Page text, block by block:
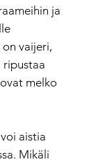
ja
on vaijeri,
ripustaa
melko
aistia
Mikäli